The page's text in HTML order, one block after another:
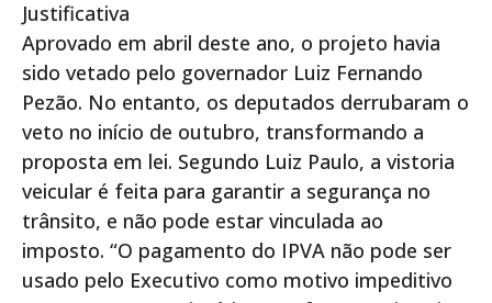
Justificativa
Aprovado em abril deste ano, o projeto havia
sido vetado pelo governador Luiz Fernando
Pezão. No entanto, os deputados derrubaram o
veto no início de outubro, transformando a
proposta em lei. Segundo Luiz Paulo, a vistoria
veicular é feita para garantir a segurança no
trânsito, e não pode estar vinculada ao
imposto. “O pagamento do IPVA não pode ser
usado pelo Executivo como motivo impeditivo